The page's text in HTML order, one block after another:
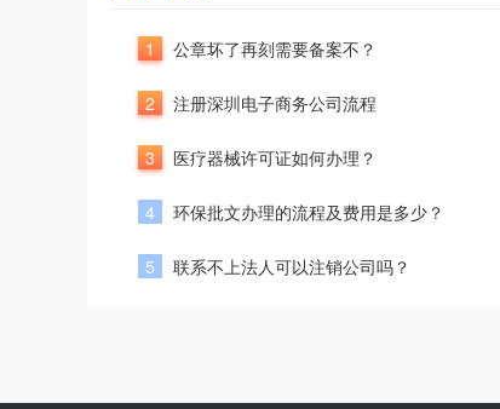
1 公章坏了再刻需要备案不？
2 注册深圳电子商务公司流程
3 医疗器械许可证如何办理？
4 环保批文办理的流程及费用是多少？
5 联系不上法人可以注销公司吗？